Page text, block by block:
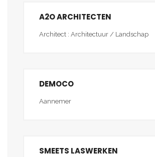
A2O ARCHITECTEN
Architect : Architectuur / Landschap
DEMOCO
Aannemer
SMEETS LASWERKEN